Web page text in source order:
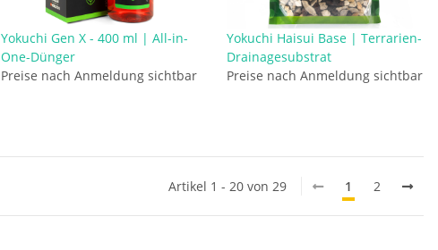
Yokuchi Gen X - 400 ml | All-in-
One-Dünger
Preise nach Anmeldung sichtbar
Yokuchi Haisui Base | Terrarien-
Drainagesubstrat
Preise nach Anmeldung sichtbar
Artikel 1 - 20 von 29 1 2